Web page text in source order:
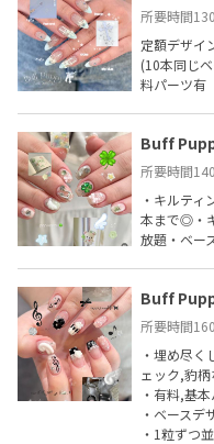
所要時間130
定額デザイ
(10本同じ
料パーツ有
Buff
所要時間140
・キルティ
本まで◎・
放題・ベー
Buff
所要時間160
・埋め尽
ェック,豹
・有料,基
・ベース
・1粒ずつ